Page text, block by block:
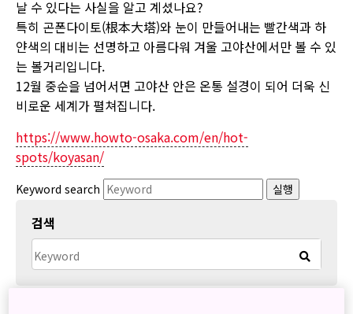
날 수 있다는 사실을 알고 계셨나요?
특히 곤폰다이토(根本大塔)와 눈이 만들어내는 빨간색과 하
얀색의 대비는 선명하고 아름다워 겨울 고야산에서만 볼 수 있
는 볼거리입니다.
12월 중순을 넘어서면 고야산 안은 온통 설경이 되어 더욱 신
비로운 세계가 펼쳐집니다.
https://www.howto-osaka.com/en/hot-
spots/koyasan/
Keyword search 실행
검색